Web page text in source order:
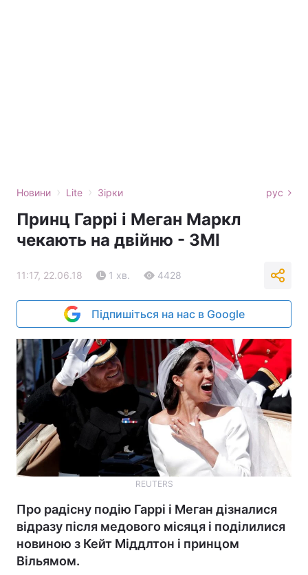
Новини › Lite › Зірки рус
Принц Гаррі і Меган Маркл
чекають на двійню - ЗМІ
11:17, 22.06.18 1 хв. 4428
Підпишіться на нас в Google
REUTERS
Про радісну подію Гаррі і Меган дізналися
відразу після медового місяця і поділилися
новиною з Кейт Міддлтон і принцом
Вільямом.